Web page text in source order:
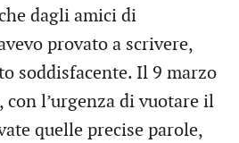
dagli amici di
provato a scrivere,
soddisfacente. Il 9 marzo
con l’urgenza di vuotare il
quelle precise parole,